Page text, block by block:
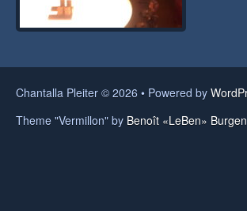
Chantalla Pleiter © 2026 • Powered by
Theme "Vermillon" by Benoît «LeBen»